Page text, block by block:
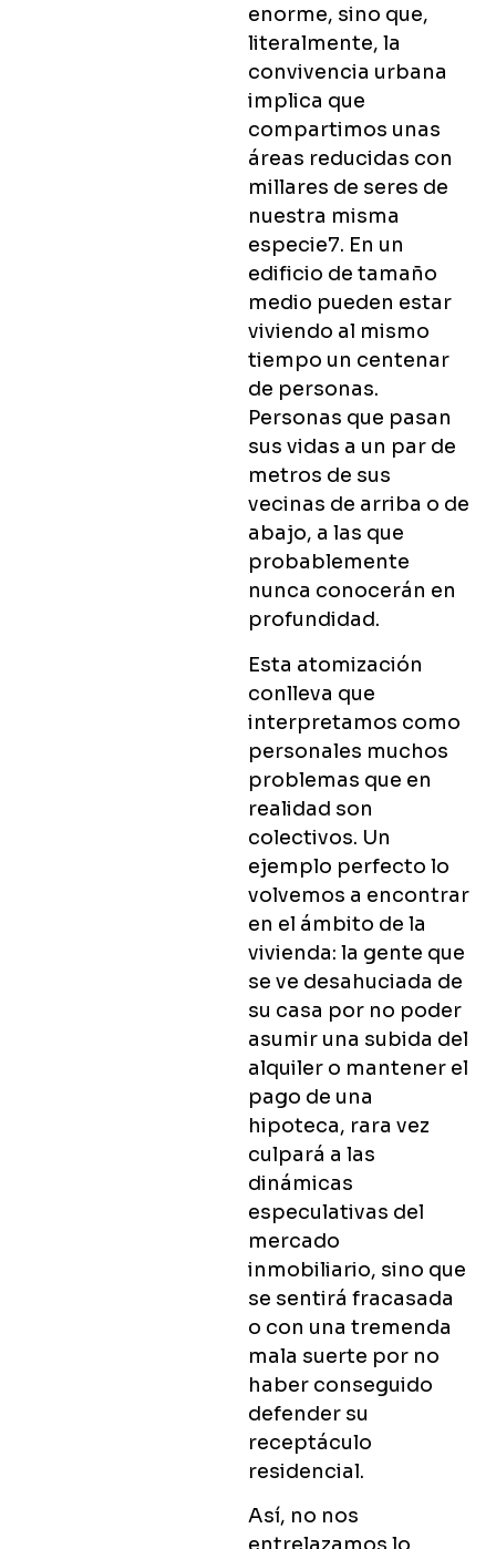
enorme, sino que,
literalmente, la
convivencia urbana
implica que
compartimos unas
áreas reducidas con
millares de seres de
nuestra misma
especie7. En un
edificio de tamaño
medio pueden estar
viviendo al mismo
tiempo un centenar
de personas.
Personas que pasan
sus vidas a un par de
metros de sus
vecinas de arriba o de
abajo, a las que
probablemente
nunca conocerán en
profundidad.
Esta atomización
conlleva que
interpretamos como
personales muchos
problemas que en
realidad son
colectivos. Un
ejemplo perfecto lo
volvemos a encontrar
en el ámbito de la
vivienda: la gente que
se ve desahuciada de
su casa por no poder
asumir una subida del
alquiler o mantener el
pago de una
hipoteca, rara vez
culpará a las
dinámicas
especulativas del
mercado
inmobiliario, sino que
se sentirá fracasada
o con una tremenda
mala suerte por no
haber conseguido
defender su
receptáculo
residencial.
Así, no nos